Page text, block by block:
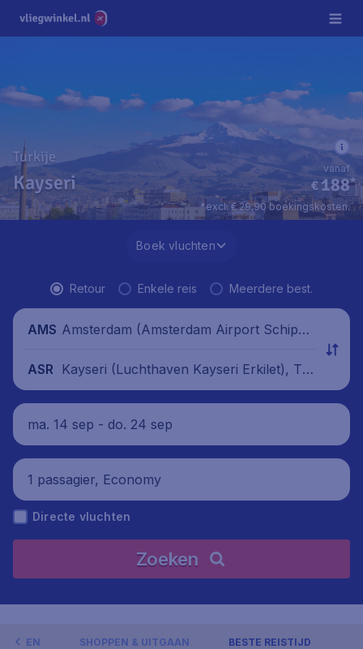
Turkije
Kayseri €188*
vanaf
*excl. € 29,90 boekingskosten.
Boek vluchten
Retour Enkele reis Meerdere best.
AMS Amsterdam (Amsterdam Airport Schipho
ASR Kayseri (Luchthaven Kayseri Erkilet), Tur
kije
ma. 14 sep - do. 24 sep
1 passagier, Economy
Directe vluchten
Zoeken
SHOPPEN & UITGAAN BESTE REISTIJD